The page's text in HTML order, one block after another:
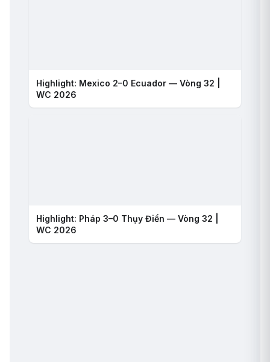
Highlight: Mexico 2–0 Ecuador — Vòng 32 |
WC 2026
Highlight: Pháp 3–0 Thụy Điển — Vòng 32 |
WC 2026